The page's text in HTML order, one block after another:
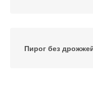
Пирог без